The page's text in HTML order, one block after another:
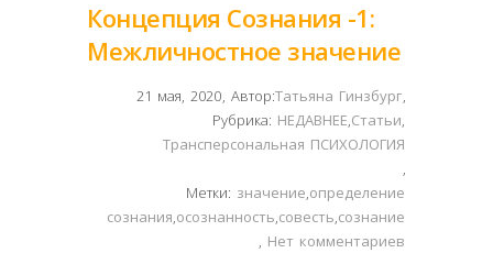
Концепция Сознания -1:
Межличностное значение
21 мая, 2020, Автор:Татьяна Гинзбург,
Рубрика: НЕДАВНЕЕ,Статьи,
Трансперсональная ПСИХОЛОГИЯ
,
Метки: значение,определение
сознания,осознанность,совесть,сознание
, Нет комментариев